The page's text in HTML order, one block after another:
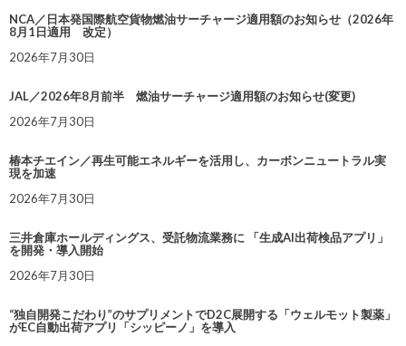
NCA／日本発国際航空貨物燃油サーチャージ適用額のお知らせ（2026年
8月1日適用 改定）
2026年7月30日
JAL／2026年8月前半 燃油サーチャージ適用額のお知らせ(変更)
2026年7月30日
椿本チエイン／再生可能エネルギーを活用し、カーボンニュートラル実
現を加速
2026年7月30日
三井倉庫ホールディングス、受託物流業務に 「生成AI出荷検品アプリ」
を開発・導入開始
2026年7月30日
“独自開発こだわり”のサプリメントでD2C展開する「ウェルモット製薬」
がEC自動出荷アプリ「シッピーノ」を導入